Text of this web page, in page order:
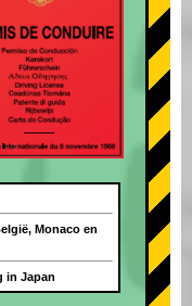
Monaco en
in Japan